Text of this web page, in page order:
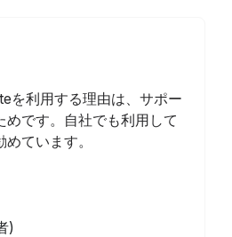
を利用する理由は、サポー
めです。自社でも利用して
ています。
)